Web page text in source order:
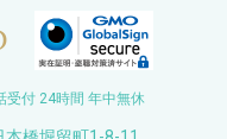
付 24時間 年中無休